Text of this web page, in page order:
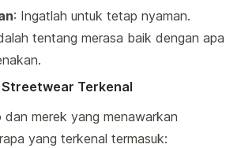
: Ingatlah untuk tetap nyaman.
tentang merasa baik dengan apa
Terkenal
merek yang menawarkan
yang terkenal termasuk: